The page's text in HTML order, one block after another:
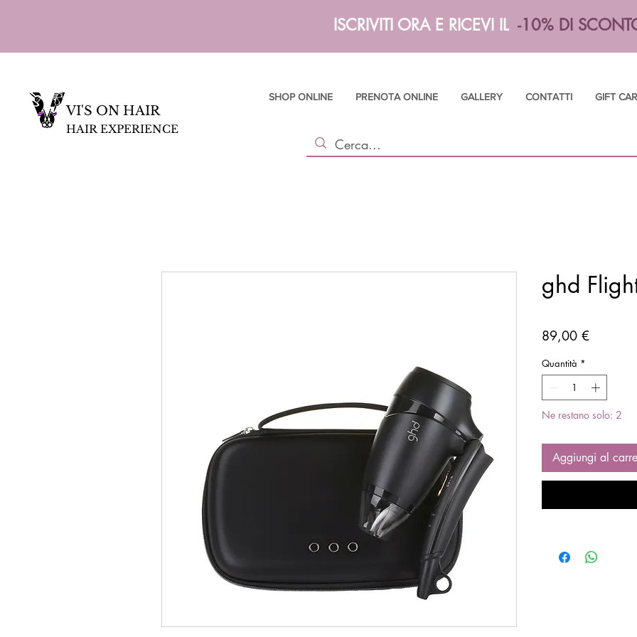
ISCRIVITI ORA E RICEVI IL -10% DI
VI'S ON HAIR
HAIR EXPERIENCE
SHOP ONLINE PRENOTA ONLINE GALLERY CONTATTI GIFT
ghd
89,00 €Prezzo
Quantità *
Ne restano solo: 2
Aggiungi al